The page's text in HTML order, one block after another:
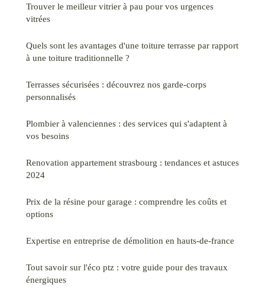
Trouver le meilleur vitrier à pau pour vos urgences
vitrées
Quels sont les avantages d'une toiture terrasse par rapport
à une toiture traditionnelle ?
Terrasses sécurisées : découvrez nos garde-corps
personnalisés
Plombier à valenciennes : des services qui s'adaptent à
vos besoins
Renovation appartement strasbourg : tendances et astuces
2024
Prix de la résine pour garage : comprendre les coûts et
options
Expertise en entreprise de démolition en hauts-de-france
Tout savoir sur l'éco ptz : votre guide pour des travaux
énergiques